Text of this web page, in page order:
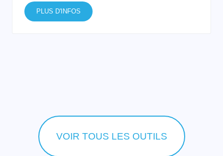
PLUS D'INFOS
VOIR TOUS LES OUTILS